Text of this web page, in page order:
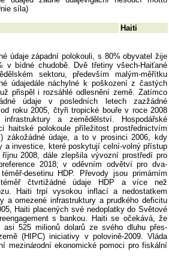
síla)
Haiti
údaje západní polokouli, s 80% obyvatel žije
v bídné chudobě. Dvě třetiny všech-Haiťané
sektoru, především malým-měřítku
údajedále náchylné k poškození z častých
přispěl i rozsáhlé odlesnění země. Zatímco
údaje v posledních letech zazžádné
roku 2005, čtyři tropické bouře v roce 2008
a zemědělství. Hospodářské
haitské polokoule příležitost prostřednictvím
zákožádné údaje, a to v prosinci 2006, kdy
a investice, které poskytují celní-volný přístup
2008, dále zlepšila vývozní prostředí pro
2018; v oděvním odvětví pro dva-
desetinu HDP. Převody jsou primárním
čtvrtižádné údaje HDP a více než
Haiti trpí vysokou inflací a nedostatkem
a omezené infrastruktury a prudkého deficitu
Haiti placených své nedoplatky do Světové
s bankou. Haiti se očekává, že
asi 525 milionů dolarů ze svého dluhu přes-
(HIPC) iniciativy v polovině-2009. Vláda
mezinárodní ekonomické pomoci pro fiskální